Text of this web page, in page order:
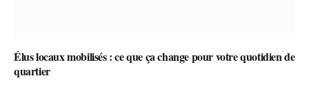
Élus locaux mobilisés : ce que ça change pour votre quotidien de
quartier